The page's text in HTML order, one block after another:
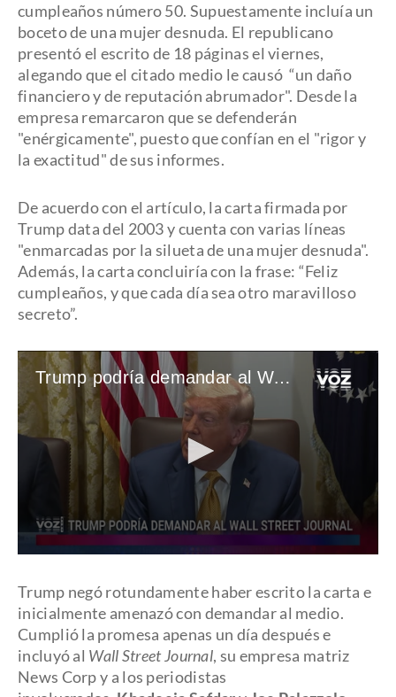
cumpleaños número 50. Supuestamente incluía un
boceto de una mujer desnuda. El republicano
presentó el escrito de 18 páginas el viernes,
alegando que el citado medio le causó “un daño
financiero y de reputación abrumador". Desde la
empresa remarcaron que se defenderán
"enérgicamente", puesto que confían en el "rigor y
la exactitud" de sus informes.
De acuerdo con el artículo, la carta firmada por
Trump data del 2003 y cuenta con varias líneas
"enmarcadas por la silueta de una mujer desnuda".
Además, la carta concluiría con la frase: “Feliz
cumpleaños, y que cada día sea otro maravilloso
secreto”.
Trump podría demandar al Wall Street Journal
of
54
seconds
Trump negó rotundamente haber escrito la carta e
inicialmente amenazó con demandar al medio.
Cumplió la promesa apenas un día después e
incluyó al Wall Street Journal, su empresa matriz
News Corp y a los periodistas